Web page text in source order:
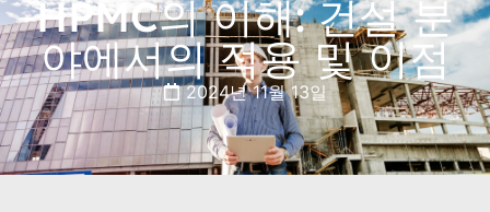
HPMC의 이해: 건설 분
야에서의 적용 및 이점
2024년 11월 13일